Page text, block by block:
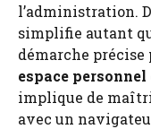
l’administration.
simplifie autant
démarche précise
espace personnel
implique de
avec un